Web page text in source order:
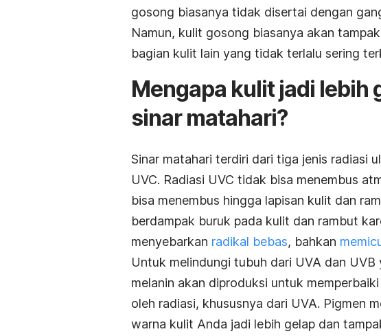
gosong biasanya tidak disertai dengan
Namun, kulit gosong biasanya akan
bagian kulit lain yang tidak terlalu sering
Mengapa kulit jadi lebih
sinar matahari?
Sinar matahari terdiri dari tiga jenis radiasi
UVC. Radiasi UVC tidak bisa menembus
bisa menembus hingga lapisan kulit dan
berdampak buruk pada kulit dan rambut
menyebarkan radikal bebas, bahkan
Untuk melindungi tubuh dari UVA dan
melanin akan diproduksi untuk
oleh radiasi, khususnya dari UVA. Pigmen
warna kulit Anda jadi lebih gelap dan